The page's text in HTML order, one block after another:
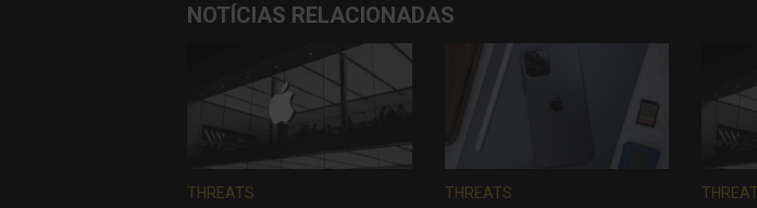
NOTÍCIAS RELACIONADAS
THREATS THREATS